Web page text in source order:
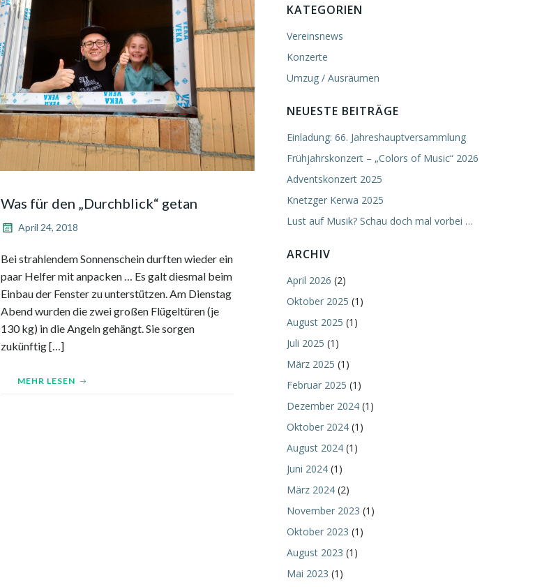
Was für den „Durchblick“ getan
April 24, 2018
Bei strahlendem Sonnenschein durften wieder ein
paar Helfer mit anpacken … Es galt diesmal beim
Einbau der Fenster zu unterstützen. Am Dienstag
Abend wurden die zwei großen Flügeltüren (je
130 kg) in die Angeln gehängt. Sie sorgen
zukünftig […]
MEHR LESEN
KATEGORIEN
Vereinsnews
Konzerte
Umzug / Ausräumen
NEUESTE BEITRÄGE
Einladung: 66. Jahreshauptversammlung
Frühjahrskonzert – „Colors of Music“ 2026
Adventskonzert 2025
Knetzger Kerwa 2025
Lust auf Musik? Schau doch mal vorbei …
ARCHIV
April 2026 (2)
Oktober 2025 (1)
August 2025 (1)
Juli 2025 (1)
März 2025 (1)
Februar 2025 (1)
Dezember 2024 (1)
Oktober 2024 (1)
August 2024 (1)
Juni 2024 (1)
März 2024 (2)
November 2023 (1)
Oktober 2023 (1)
August 2023 (1)
Mai 2023 (1)